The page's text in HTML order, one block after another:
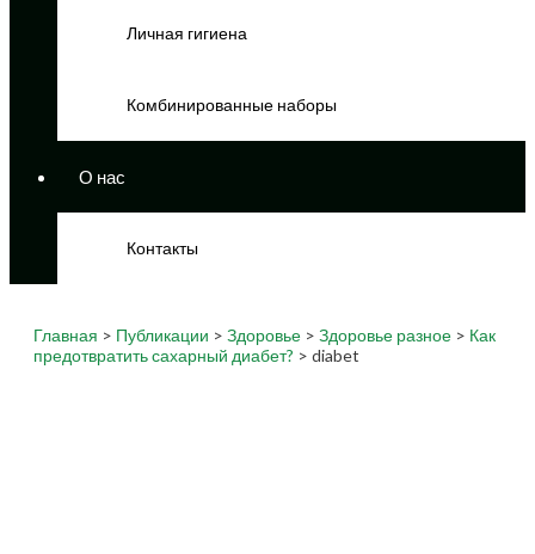
Личная гигиена
Комбинированные наборы
О нас
Контакты
Главная > Публикации > Здоровье > Здоровье разное > Как
предотвратить сахарный диабет? > diabet